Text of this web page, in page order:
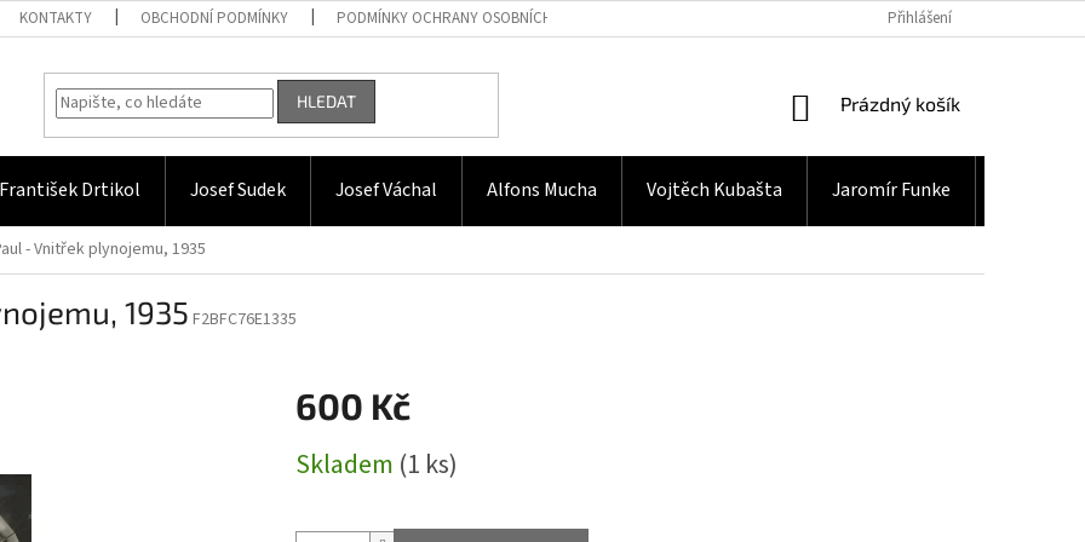
KONTAKTY OBCHODNÍ PODMÍNKY PODMÍNKY OCHRANY OSOBNÍCH ÚDAJŮ Přihlášení
HLEDAT
NÁKUPNÍ
Prázdný košík
František Drtikol Josef Sudek Josef Váchal Alfons Mucha Vojtěch Kubašta Jaromír Funke
- Vnitřek plynojemu, 1935
1935F2BFC76E1335
600 Kč
cena:
Skladem (1 ks)